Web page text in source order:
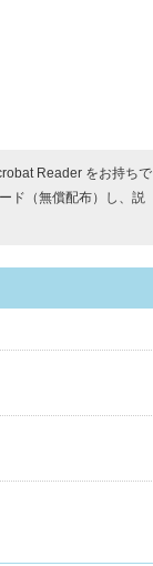
Reader をお持ちで
ド（無償配布）し、説